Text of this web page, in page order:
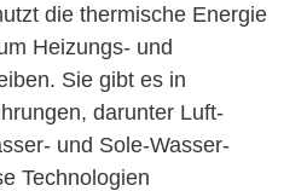
die thermische Energie
Heizungs- und
Sie gibt es in
darunter Luft-
und Sole-Wasser-
Technologien